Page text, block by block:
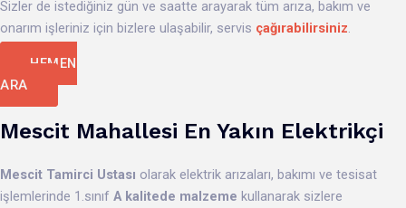
Sizler de istediğiniz gün ve saatte arayarak tüm arıza, bakım ve
onarım işleriniz için bizlere ulaşabilir, servis çağırabilirsiniz.
HEMEN
ARA
Mescit Mahallesi En Yakın Elektrikçi
Mescit Tamirci Ustası olarak elektrik arızaları, bakımı ve tesisat
işlemlerinde 1.sınıf A kalitede malzeme kullanarak sizlere